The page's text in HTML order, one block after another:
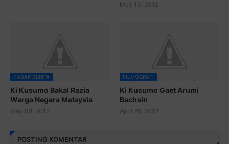
May 10, 2012
KABAR BERITA
Ki Kusumo Bakal Razia
Warga Negara Malaysia
May 08, 2012
FILMOGRAFI
Ki Kusumo Gaet Arumi
Bachsin
April 26, 2012
POSTING KOMENTAR